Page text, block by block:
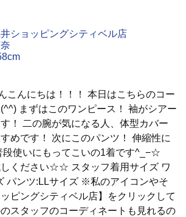
ショッピングシティベル店
こんにちは！！！ 本日はこちらのコー
まずはこのワンピース！ 袖がシアー
！ 二の腕が気になる人、体型カバー
めです！ 次にこのパンツ！ 伸縮性に
段使いにもってこいの1着です^_−☆
ください☆☆ スタッフ着用サイズ ワ
パンツ:LLサイズ ※私のアイコンやそ
ピングシティベル店】をクリックして
スタッフのコーディネートも見れるの